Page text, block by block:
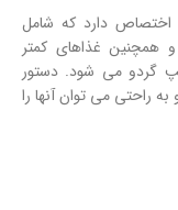
دارد که شامل
همچنین غذاهای کمتر
گردو می شود. دستور
راحتی می توان آنها را